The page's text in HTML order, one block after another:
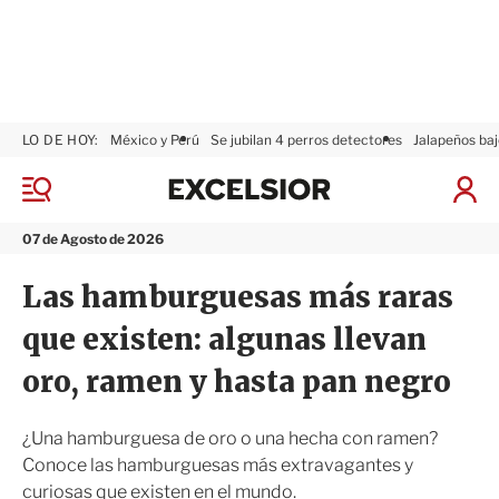
M
n
07 de Agosto de 2026
LO DE HOY: México y Perú Se jubilan 4 perros detectores Jalapeños
I
x
i
o
r
Las hamburguesas más raras
que existen: algunas llevan
oro, ramen y hasta pan negro
¿Una hamburguesa de oro o una hecha con ramen?
Conoce las hamburguesas más extravagantes y
curiosas que existen en el mundo.